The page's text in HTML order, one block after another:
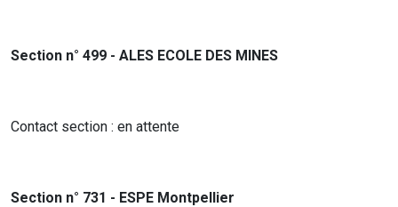
Section n° 499 - ALES ECOLE DES MINES
Contact section : en attente
Section n° 731 - ESPE Montpellier